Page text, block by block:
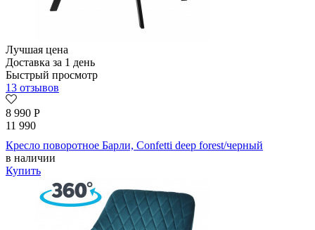
Лучшая цена
Доставка за 1 день
Быстрый просмотр
13 отзывов
8 990 Р
11 990
Кресло поворотное Барли, Confetti deep forest/черный
в наличии
Купить